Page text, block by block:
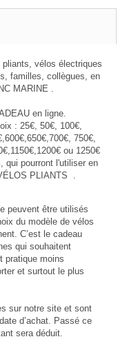
vélos électriques
familles, collègues, en
MARINE .
en ligne.
: 25€, 50€, 100€,
600€, 650€, 700€, 750€,
€, 1150€, 1200€ ou 1250€
qui pourront l'utiliser en
PLIANTS .
peuvent être utilisés
du modèle de vélos
C’est le cadeau
qui souhaitent
pratique moins
et surtout le plus
sur notre site et sont
d’achat. Passé ce
sera déduit.